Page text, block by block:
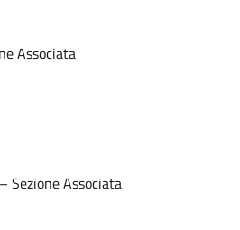
Associata
Sezione Associata